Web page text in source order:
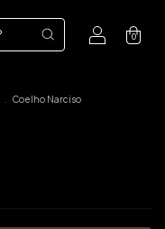
0
Coelho Narciso